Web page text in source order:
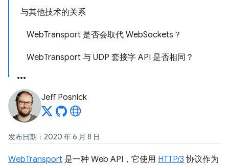
与其他技术的关系
WebTransport 是否会取代 WebSockets？
WebTransport 与 UDP 套接字 API 是否相同？
Jeff Posnick
发布日期：2020 年 6 月 8 日
WebTransport 是一种 Web API，它使用 HTTP/3 协议作为